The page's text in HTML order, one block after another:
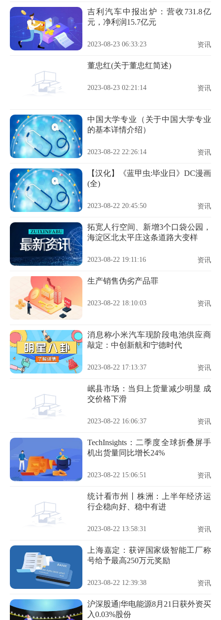
吉利汽车中报出炉：营收731.8亿
元，净利润15.7亿元
2023-08-23 06:33:23 资讯
董忠红(关于董忠红简述)
2023-08-23 02:21:14 资讯
中国大学专业（关于中国大学专业
的基本详情介绍）
2023-08-22 22:26:14 资讯
【汉化】《蓝甲虫:毕业日》DC漫画
(全)
2023-08-22 20:45:50 资讯
拓宽人行空间、新增3个口袋公园，
海淀区北太平庄这条道路大变样
2023-08-22 19:11:16 资讯
生产销售伪劣产品罪
2023-08-22 18:10:03 资讯
消息称小米汽车现阶段电池供应商
敲定：中创新航和宁德时代
2023-08-22 17:13:37 资讯
岷县市场：当归上货量减少明显 成
交价格下滑
2023-08-22 16:06:37 资讯
TechInsights：二季度全球折叠屏手
机出货量同比增长24%
2023-08-22 15:06:51 资讯
统计看市州丨株洲：上半年经济运
行企稳向好、稳中有进
2023-08-22 13:58:31 资讯
上海嘉定：获评国家级智能工厂称
号给予最高250万元奖励
2023-08-22 12:39:38 资讯
沪深股通|华电能源8月21日获外资买
入0.03%股份